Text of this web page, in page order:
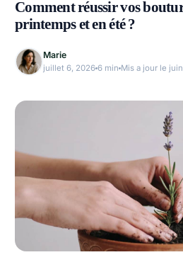
Comment réussir vos
printemps et en été ?
Marie
juillet 6, 2026 6 min Mis a jour le